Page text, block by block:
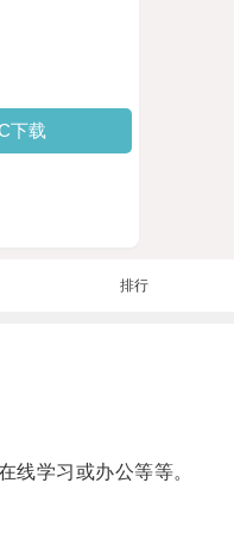
下载
排行
学习或办公等等。